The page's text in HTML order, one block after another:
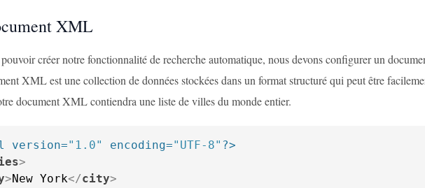
XML
créer notre fonctionnalité de recherche automatique, nous devons configurer un
XML est une collection de données stockées dans un format structuré qui peut être
document XML contiendra une liste de villes du monde entier.
version="1.0" encoding="UTF-8" ?>
>
>New York</city>